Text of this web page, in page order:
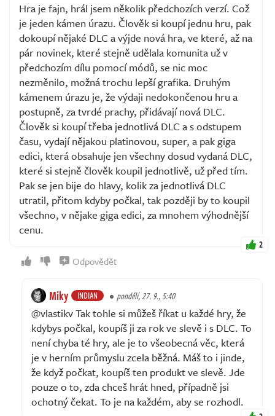
Hra je fajn, hrál jsem několik předchozích verzí. Což
je jeden kámen úrazu. Člověk si koupí jednu hru, pak
dokoupí nějaké DLC a výjde nová hra, ve které, až na
pár novinek, které stejně udělala komunita už v
předchozím dílu pomocí módů, se nic moc
nezměnilo, možná trochu lepší grafika. Druhým
kámenem úrazu je, že výdaji nedokončenou hru a
postupně, za tvrdé prachy, přidávají nová DLC.
Člověk si koupí třeba jednotlivá DLC a s odstupem
času, vydají nějakou platinovou, super, a pak giga
edici, která obsahuje jen všechny dosud vydaná DLC,
které si stejně člověk koupil jednotlivě, už před tím.
Pak se jen bije do hlavy, kolik za jednotlivá DLC
utratil, přitom kdyby počkal, tak později by to koupil
všechno, v nějake giga edici, za mnohem výhodnější
cenu.
2
Odpovědět
Miky INDIAN pondělí, 27. 9., 5:40
@vlastikv Tak tohle si můžeš říkat u každé hry, že
kdybys počkal, koupíš ji za rok ve slevě i s DLC. To
není chyba té hry, ale je to všeobecná věc, která
je v herním průmyslu zcela běžná. Máš to i jinde,
že když počkat, koupíš ten produkt ve slevě. Jde
pouze o to, zda chceš hrát hned, případně jsi
ochotný čekat. To je na každém, aby se rozhodl.